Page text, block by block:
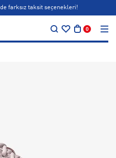
farksız taksit seçenekleri!
0